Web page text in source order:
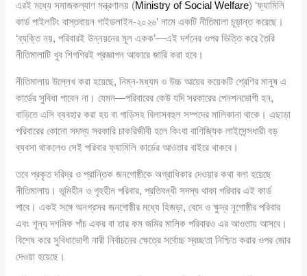
এরই মধ্যে সমাজকল্যাণ মন্ত্রণালয় (Ministry of Social Welfare) ‘ফ্যামিলি
কার্ড পাইলটিং বাস্তবায়ন গাইডলাইন-২০২৬’ নামে একটি নীতিমালা চূড়ান্ত করেছে।
‘ব্যক্তি নয়, পরিবারই উন্নয়নের মূল একক’—এই দর্শনের ওপর ভিত্তি করে তৈরি
নীতিমালাটি খুব শিগগিরই প্রজ্ঞাপন আকারে জারি করা হবে।
নীতিমালায় উল্লেখ করা হয়েছে, নিম্ন-মধ্যম ও উচ্চ আয়ের কয়েকটি শ্রেণির মানুষ এ
কার্ডের সুবিধা পাবেন না। যেমন—পরিবারের কেউ যদি সরকারের পেনশনভোগী হন,
বাড়িতে এসি ব্যবহার করা হয় বা গাড়িসহ বিলাসবহুল সম্পদের মালিকানা থাকে। এছাড়া
পরিবারের কোনো সদস্য সরকারি চাকরিজীবী হলে কিংবা বাণিজ্যিক লাইসেন্সধারী বড়
ব্যবসা থাকলেও সেই পরিবার ফ্যামিলি কার্ডের আওতার বাইরে থাকবে।
তবে প্রকৃত দরিদ্র ও প্রান্তিক জনগোষ্ঠীকে অগ্রাধিকার দেওয়ার কথা বলা হয়েছে
নীতিমালায়। ভূমিহীন ও গৃহহীন পরিবার, প্রতিবন্ধী সদস্য থাকা পরিবার এই কার্ড
পাবে। একই সঙ্গে অনগ্রসর জনগোষ্ঠীর মধ্যে হিজড়া, বেদে ও ক্ষুদ্র নৃগোষ্ঠীর পরিবার
এবং শূন্য দশমিক পাঁচ একর বা তার কম জমির মালিক পরিবারও এর আওতায় আসবে।
বিশেষ করে সুবিধাভোগী নারী নির্বাচনের ক্ষেত্রে সর্বোচ্চ স্বচ্ছতা নিশ্চিত করার ওপর জোর
দেওয়া হয়েছে।